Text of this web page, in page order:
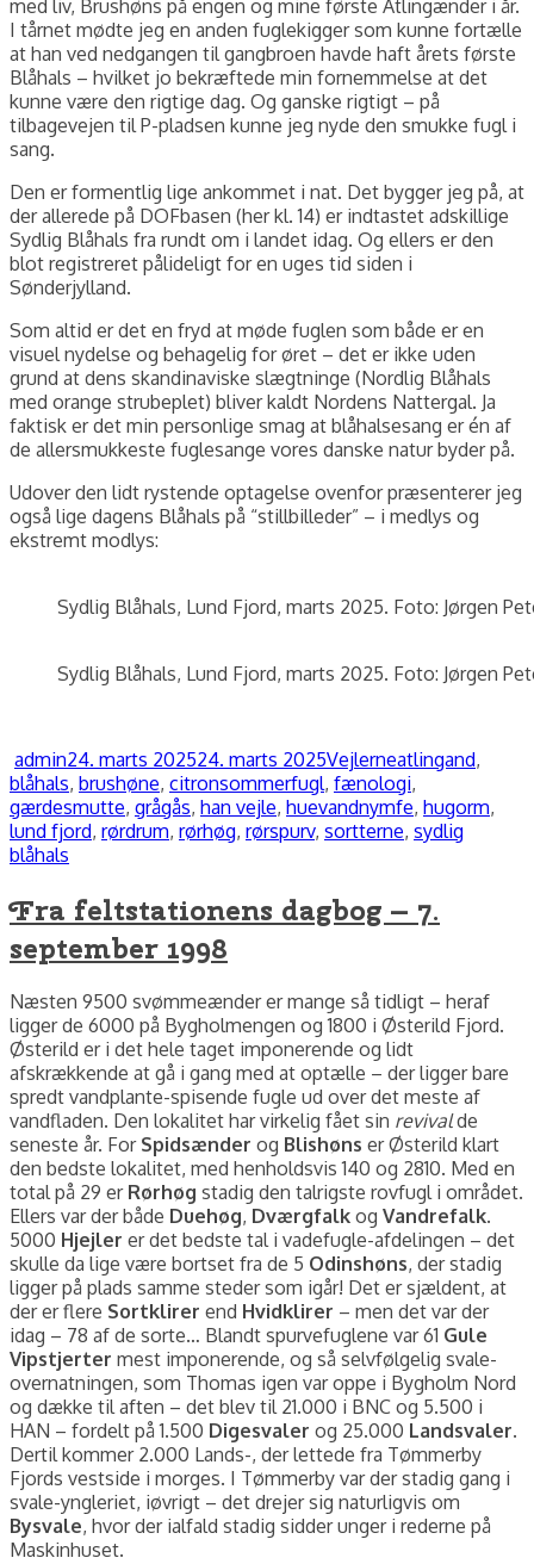
med liv, Brushøns på engen og mine første Atlingænder i år.
I tårnet mødte jeg en anden fuglekigger som kunne fortælle
at han ved nedgangen til gangbroen havde haft årets første
Blåhals – hvilket jo bekræftede min fornemmelse at det
kunne være den rigtige dag. Og ganske rigtigt – på
tilbagevejen til P-pladsen kunne jeg nyde den smukke fugl i
sang.
Den er formentlig lige ankommet i nat. Det bygger jeg på, at
der allerede på DOFbasen (her kl. 14) er indtastet adskillige
Sydlig Blåhals fra rundt om i landet idag. Og ellers er den
blot registreret pålideligt for en uges tid siden i
Sønderjylland.
Som altid er det en fryd at møde fuglen som både er en
visuel nydelse og behagelig for øret – det er ikke uden
grund at dens skandinaviske slægtninge (Nordlig Blåhals
med orange strubeplet) bliver kaldt Nordens Nattergal. Ja
faktisk er det min personlige smag at blåhalsesang er én af
de allersmukkeste fuglesange vores danske natur byder på.
Udover den lidt rystende optagelse ovenfor præsenterer jeg
også lige dagens Blåhals på “stillbilleder” – i medlys og
ekstremt modlys:
Sydlig Blåhals, Lund Fjord, marts 2025. Foto: Jørgen
Sydlig Blåhals, Lund Fjord, marts 2025. Foto: Jørgen
Forfatter
adminUdgivet
24. marts 202524. marts 2025Kategorier
VejlerneTags
atlingand,
blåhals, brushøne, citronsommerfugl, fænologi,
gærdesmutte, grågås, han vejle, huevandnymfe, hugorm,
lund fjord, rørdrum, rørhøg, rørspurv, sortterne, sydlig
blåhals
Fra feltstationens dagbog – 7.
september 1998
Næsten 9500 svømmeænder er mange så tidligt – heraf
ligger de 6000 på Bygholmengen og 1800 i Østerild Fjord.
Østerild er i det hele taget imponerende og lidt
afskrækkende at gå i gang med at optælle – der ligger bare
spredt vandplante-spisende fugle ud over det meste af
vandfladen. Den lokalitet har virkelig fået sin revivalde
seneste år. For Spidsænder og Blishøns er Østerild klart
den bedste lokalitet, med henholdsvis 140 og 2810. Med en
total på 29 er Rørhøg stadig den talrigste rovfugl i området.
Ellers var der både Duehøg, Dværgfalk og Vandrefalk.
5000 Hjejler er det bedste tal i vadefugle-afdelingen – det
skulle da lige være bortset fra de 5 Odinshøns, der stadig
ligger på plads samme steder som igår! Det er sjældent, at
der er flere Sortklirer end Hvidklirer – men det var der
idag – 78 af de sorte… Blandt spurvefuglene var 61 Gule
Vipstjerter mest imponerende, og så selvfølgelig svale-
overnatningen, som Thomas igen var oppe i Bygholm Nord
og dække til aften – det blev til 21.000 i BNC og 5.500 i
HAN – fordelt på 1.500 Digesvaler og 25.000 Landsvaler.
Dertil kommer 2.000 Lands-, der lettede fra Tømmerby
Fjords vestside i morges. I Tømmerby var der stadig gang i
svale-yngleriet, iøvrigt – det drejer sig naturligvis om
Bysvale, hvor der ialfald stadig sidder unger i rederne på
Maskinhuset.